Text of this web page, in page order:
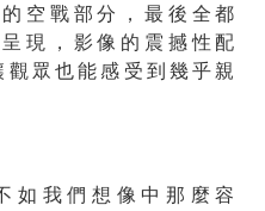
空戰部分，最後全都
現，影像的震撼性配
觀眾也能感受到幾乎親
如我們想像中那麼容